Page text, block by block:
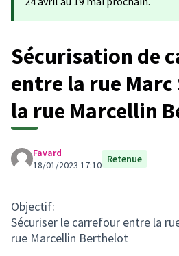
Sécurisation de
entre la rue
la rue Marcellin
Favard
18/01/2023 17:10 Retenue
Objectif:
Sécuriser le carrefour entre la
rue Marcellin Berthelot